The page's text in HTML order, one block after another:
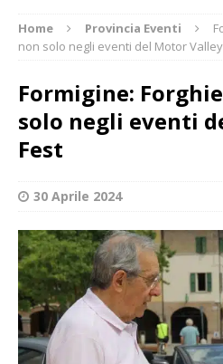
Home Provincia Eventi
non solo negli eventi del Motor
Formigine:
solo negli eventi
Fest
30 Aprile 2024